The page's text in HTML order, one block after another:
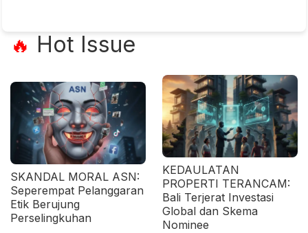
🔥 Hot Issue
SKANDAL MORAL ASN:
Seperempat Pelanggaran
Etik Berujung
Perselingkuhan
KEDAULATAN
PROPERTI TERANCAM:
Bali Terjerat Investasi
Global dan Skema
Nominee